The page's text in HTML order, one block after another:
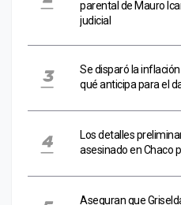
parental de Mauro
judicial
Se disparó la
qué anticipa para el
Los detalles
asesinado en Chaco
Aseguran que